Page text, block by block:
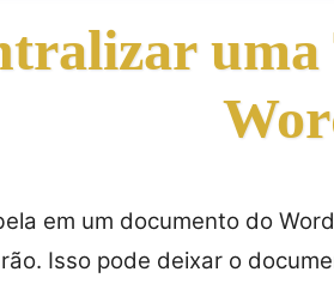
uma
em um documento do
Isso pode deixar o